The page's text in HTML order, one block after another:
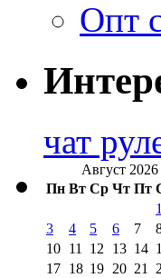
Опт
чат
Август 2026
Пн Вт Ср Чт Пт
1
3
4 5 6 7
10 11 12 13 14
17 18 19 20 21